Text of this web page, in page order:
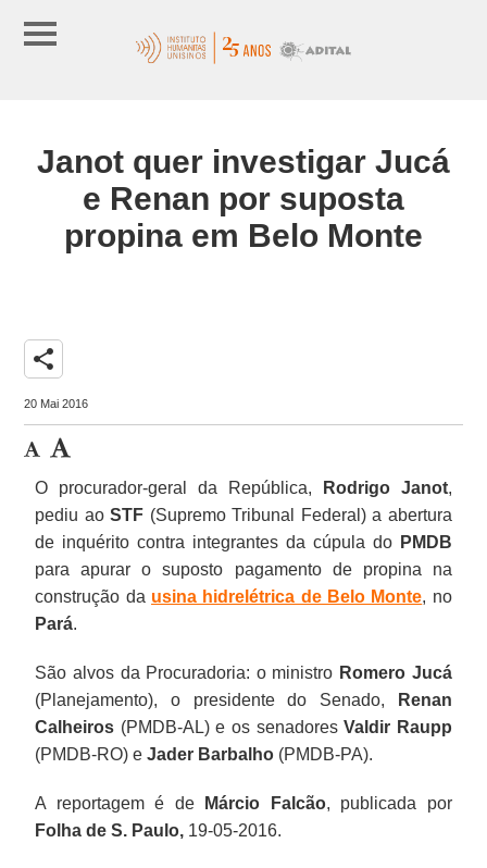
Janot quer investigar Jucá
e Renan por suposta
propina em Belo Monte
share
20 Mai 2016
O procurador-geral da República, Rodrigo Janot,
pediu aoSTF (Supremo Tribunal Federal) a abertura
de inquérito contra integrantes da cúpula do PMDB
para apurar o suposto pagamento de propina na
construção da usina hidrelétrica de Belo Monte, no
Pará.
São alvos da Procuradoria: o ministro Romero Jucá
(Planejamento), o presidente do Senado,
Renan
Calheiros (PMDB-AL) e os senadoresValdir Raupp
(PMDB-RO) eJader Barbalho (PMDB-PA).
A reportagem é de Márcio Falcão, publicada por
Folha de S. Paulo, 19-05-2016.